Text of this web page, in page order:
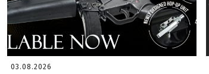
03.08.2026